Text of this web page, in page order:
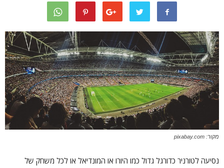
מקור: pixabay.com
נסיעה לטורניר כדורגל גדול כמו היורו או המונדיאל או לכל משחק של